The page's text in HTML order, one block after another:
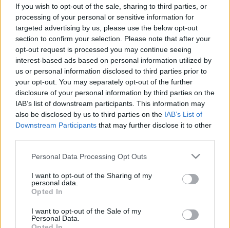
If you wish to opt-out of the sale, sharing to third parties, or
processing of your personal or sensitive information for
targeted advertising by us, please use the below opt-out
section to confirm your selection. Please note that after your
opt-out request is processed you may continue seeing
interest-based ads based on personal information utilized by
us or personal information disclosed to third parties prior to
your opt-out. You may separately opt-out of the further
disclosure of your personal information by third parties on the
IAB’s list of downstream participants. This information may
also be disclosed by us to third parties on the IAB’s List of
Downstream Participants that may further disclose it to other
Please note that this website/app uses one or more Google
not limited to your visit or usage behaviour. You may click to
grant or deny consent to Google and its third-party tags to
use your data for below specified purposes in below Google
consent section.
Personal Data Processing Opt Outs
I want to opt-out of the Sharing of my
personal data.
Opted In
I want to opt-out of the Sale of my
Personal Data.